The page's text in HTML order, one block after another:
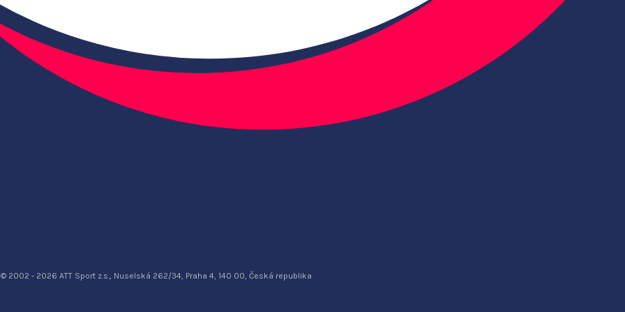
© 2002 - 2026 ATT Sport z.s., Nuselská 262/34, Praha 4, 140 00, Česká republika